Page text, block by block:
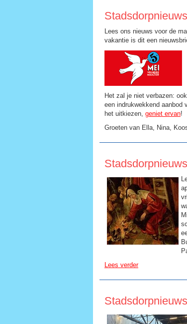
Lees ons nieuws voor de
vakantie is dit een
Het zal je niet verbazen:
een indrukwekkend aanbod
het uitkiezen, geniet ervan!
Groeten van Ella, Nina,
Lees verder